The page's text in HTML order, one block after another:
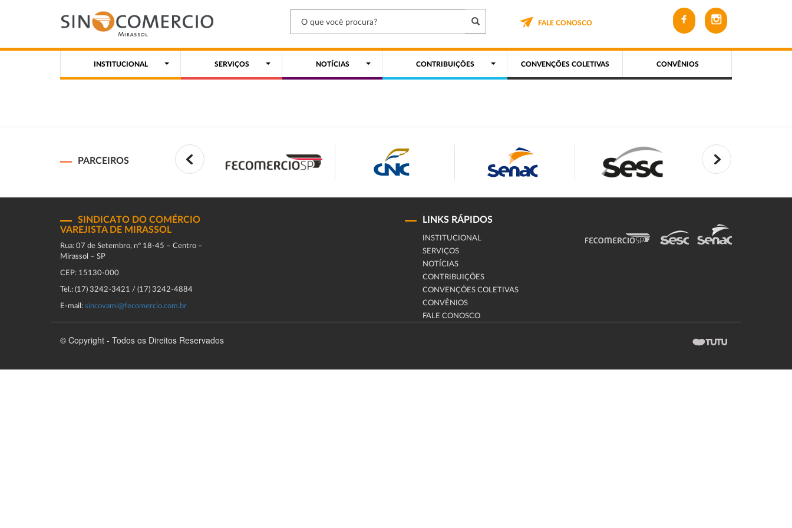
FALE CONOSCO
INSTITUCIONAL SERVIÇOS NOTÍCIAS CONTRIBUIÇÕES CONVENÇÕES COLETIVAS CONVÊNIOS
PARCEIROS
SINDICATO DO COMÉRCIO
VAREJISTA DE MIRASSOL
Rua: 07 de Setembro, n° 18-45 – Centro –
Mirassol – SP
CEP: 15130-000
Tel.: (17) 3242-3421 / (17) 3242-4884
E-mail: sincovami@fecomercio.com.br
LINKS RÁPIDOS
INSTITUCIONAL
SERVIÇOS
NOTÍCIAS
CONTRIBUIÇÕES
CONVENÇÕES COLETIVAS
CONVÊNIOS
FALE CONOSCO
© Copyright - Todos os Direitos Reservados